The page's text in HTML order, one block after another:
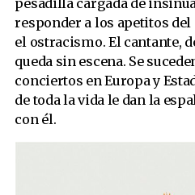
pesadilla cargada de
responder a los apetitos del
el ostracismo. El cantante,
queda sin escena. Se
conciertos en Europa y
de toda la vida le dan la
con él.